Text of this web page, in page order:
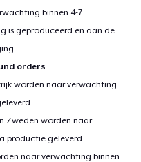
binnen 4-7
is geproduceerd en aan de
orders
worden naar verwachting
Zweden worden naar
productie geleverd.
naar verwachting binnen